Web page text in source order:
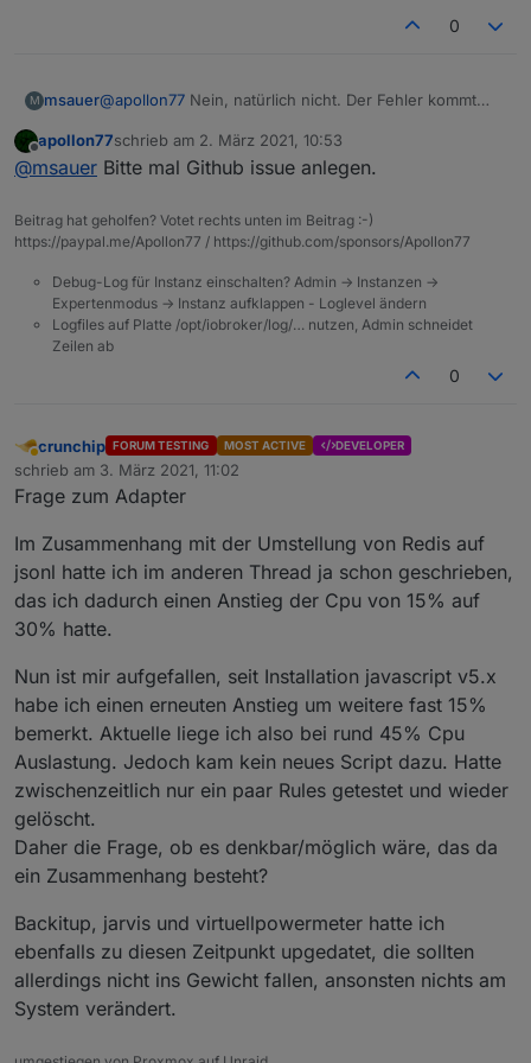
0
M msauer@apollon77 Nein, natürlich nicht. Der Fehler kommt
hier ein Auszug:
2021-03-02 11:42:36.115 - info: javascript.0
2021-03-02 11:42:36.116 - info: javascript.0
2021-03-02 11:42:36.535 - warn: javascript.0
2021-03-02 11:42:36.543 - info: javascript.0
2021-03-02 11:42:36.546 - info: javascript.0
2021-03-02 11:42:36.546 - info: javascript.0
apollon77schrieb am 2. März 2021, 10:53
zuletzt editiert von
@msauer Bitte mal Github issue anlegen.
Beitrag hat geholfen? Votet rechts unten im Beitrag :-)
https://paypal.me/Apollon77 / https://github.com/sponsors/Apollon77
Debug-Log für Instanz einschalten? Admin -> Instanzen ->
Expertenmodus -> Instanz aufklappen - Loglevel ändern
Logfiles auf Platte /opt/iobroker/log/… nutzen, Admin schneidet
Zeilen ab
0
Abwesend
crunchip FORUM TESTING MOST ACTIVE DEVELOPER
schrieb am 3. März 2021, 11:02
zuletzt editiert von
Frage zum Adapter
Im Zusammenhang mit der Umstellung von Redis auf
jsonl hatte ich im anderen Thread ja schon geschrieben,
das ich dadurch einen Anstieg der Cpu von 15% auf
30% hatte.
Nun ist mir aufgefallen, seit Installation javascript v5.x
habe ich einen erneuten Anstieg um weitere fast 15%
bemerkt. Aktuelle liege ich also bei rund 45% Cpu
Auslastung. Jedoch kam kein neues Script dazu. Hatte
zwischenzeitlich nur ein paar Rules getestet und wieder
gelöscht.
Daher die Frage, ob es denkbar/möglich wäre, das da
ein Zusammenhang besteht?
Backitup, jarvis und virtuellpowermeter hatte ich
ebenfalls zu diesen Zeitpunkt upgedatet, die sollten
allerdings nicht ins Gewicht fallen, ansonsten nichts am
System verändert.